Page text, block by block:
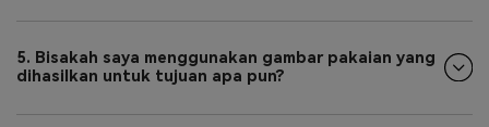
5. Bisakah saya menggunakan gambar pakaian yang
dihasilkan untuk tujuan apa pun?